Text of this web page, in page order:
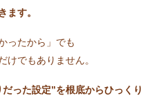
ます。
ったから」でも
けでもありません。
った設定”を根底からひっくり